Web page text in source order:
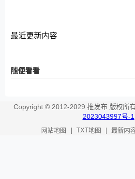
最近更新内容
随便看看
Copyright © 2012-2029 推发布 版权所有
2023043997号-1
网站地图 TXT地图 最新内